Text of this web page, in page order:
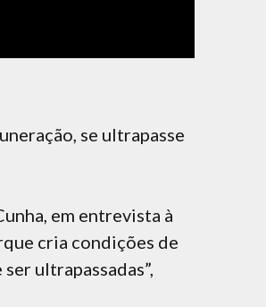
se ultrapasse
em entrevista à
cria condições de
ultrapassadas”,